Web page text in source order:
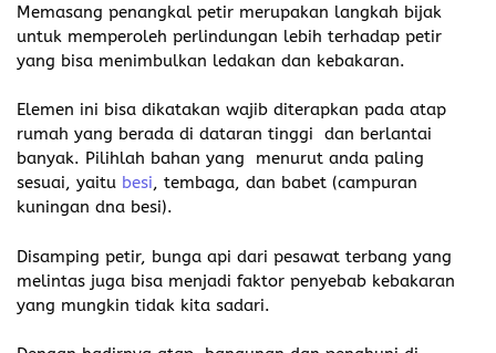
Memasang penangkal petir merupakan langkah bijak
untuk memperoleh perlindungan lebih terhadap petir
yang bisa menimbulkan ledakan dan kebakaran.
Elemen ini bisa dikatakan wajib diterapkan pada atap
rumah yang berada di dataran tinggi dan berlantai
banyak. Pilihlah bahan yang menurut anda paling
sesuai, yaitu besi, tembaga, dan babet (campuran
kuningan dna besi).
Disamping petir, bunga api dari pesawat terbang yang
melintas juga bisa menjadi faktor penyebab kebakaran
yang mungkin tidak kita sadari.